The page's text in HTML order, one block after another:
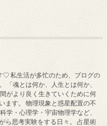
♡ 私生活が多忙のため、ブログの
「魂とは何か、人生とは何か、
がより良く生きていくために何
ます。 物理現象と惑星配置の不
学・心理学・宇宙物理学など、
ら思考実験をする日々。 占星術